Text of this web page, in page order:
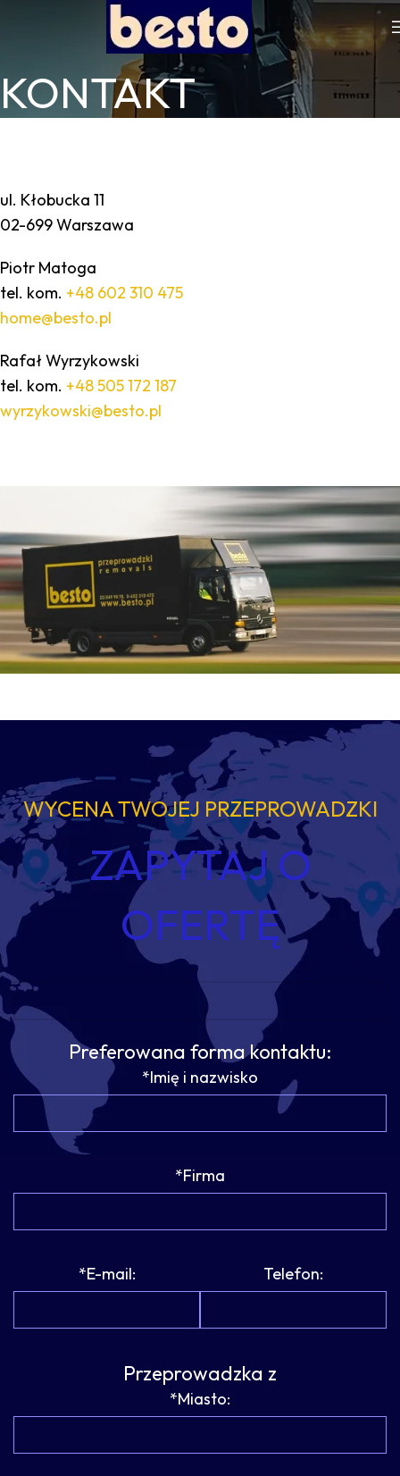
KONTAKT
ul. Kłobucka 11
02-699 Warszawa
Piotr Matoga
tel. kom. +48 602 310 475
home@besto.pl
Rafał Wyrzykowski
tel. kom. +48 505 172 187
wyrzykowski@besto.pl
WYCENA TWOJEJ PRZEPROWADZKI
ZAPYTAJ O
OFERTĘ
Preferowana forma kontaktu:
*Imię i nazwisko
*Firma
*E-mail: Telefon:
Przeprowadzka z
*Miasto: